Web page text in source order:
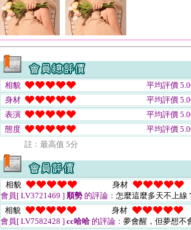
相貌
平均評價
身材
平均評價
表演
平均評價
態度
平均評價
註﹕最高值 5分
相貌
身材
會員[ LV3721469 ] 順勢 的評論： 怎麼這麼多天不上線
相貌
身材
會員[ LV7582428 ] cc哈哈 的評論： 夢會醒，但夢想不